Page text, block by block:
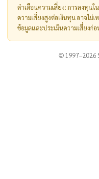
คำเตือนความเสี่ยง: การลงทุน
ความเสี่ยงสูงต่อเงินทุน อาจไม่
ข้อมูลและประเมินความเสี่ยงก่
© 1997–2026